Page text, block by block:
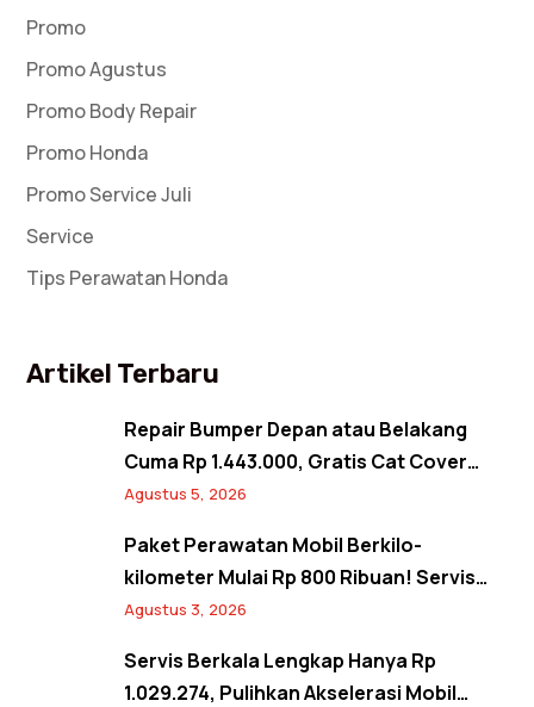
Promo
Promo Agustus
Promo Body Repair
Promo Honda
Promo Service Juli
Service
Tips Perawatan Honda
Artikel Terbaru
Repair Bumper Depan atau Belakang
Cuma Rp 1.443.000, Gratis Cat Cover
Spion! Back to Shine Promo Agustus
Agustus 5, 2026
Paket Perawatan Mobil Berkilo-
kilometer Mulai Rp 800 Ribuan! Servis
Semangat Kemerdekaan Promo Agustus
Agustus 3, 2026
Servis Berkala Lengkap Hanya Rp
1.029.274, Pulihkan Akselerasi Mobil